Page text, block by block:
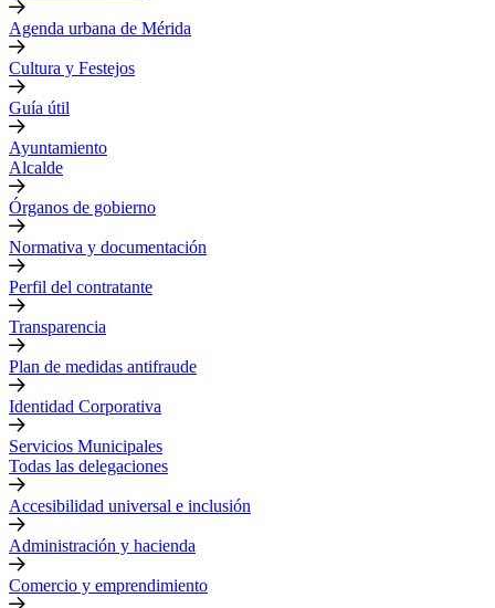
Agenda urbana de Mérida
Cultura y Festejos
Guía útil
Ayuntamiento
Alcalde
Órganos de gobierno
Normativa y documentación
Perfil del contratante
Transparencia
Plan de medidas antifraude
Identidad Corporativa
Servicios Municipales
Todas las delegaciones
Accesibilidad universal e inclusión
Administración y hacienda
Comercio y emprendimiento